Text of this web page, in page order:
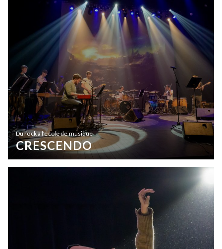
Du rock à l'école de musique
CRESCENDO